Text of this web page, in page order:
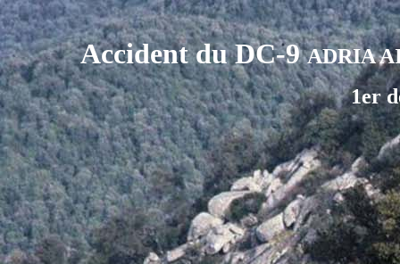
Accident du DC-9ADRIA
1er